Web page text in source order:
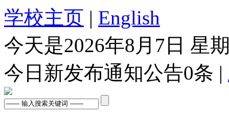
学校主页 | English
今天是2026年8月7日 星
今日新发布通知公告0条 |